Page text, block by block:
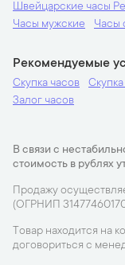
Швейцарские часы
Часы мужские
Часы
Рекомендуемые
Скупка часов
Залог часов
В связи с
стоимость в рублях
Продажу
(ОГРНИП
Товар находится на
договориться с